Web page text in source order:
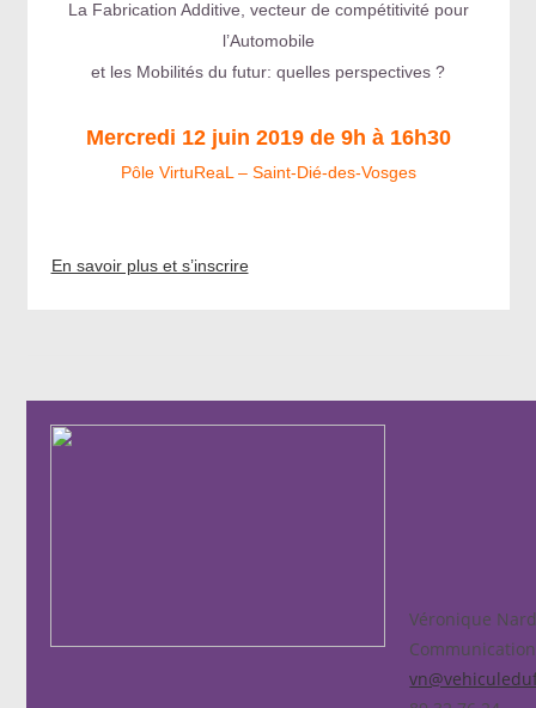
La Fabrication Additive, vecteur de compétitivité pour
l’Automobile
et les Mobilités du futur: quelles perspectives ?
Mercredi 12 juin 2019 de 9h à 16h30
Pôle VirtuReaL – Saint-Dié-des-Vosges
En savoir plus et s’inscrire
Véronique
Communication